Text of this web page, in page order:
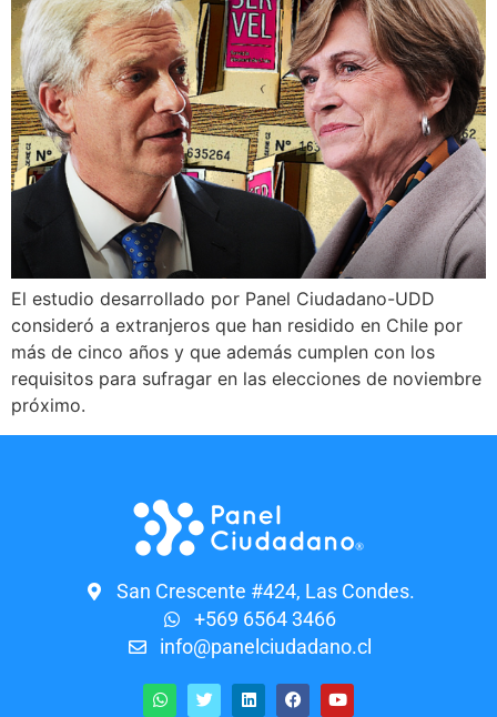
El estudio desarrollado por Panel Ciudadano-UDD
consideró a extranjeros que han residido en Chile por
más de cinco años y que además cumplen con los
requisitos para sufragar en las elecciones de noviembre
próximo.
San Crescente #424, Las Condes.
+569 6564 3466
info@panelciudadano.cl